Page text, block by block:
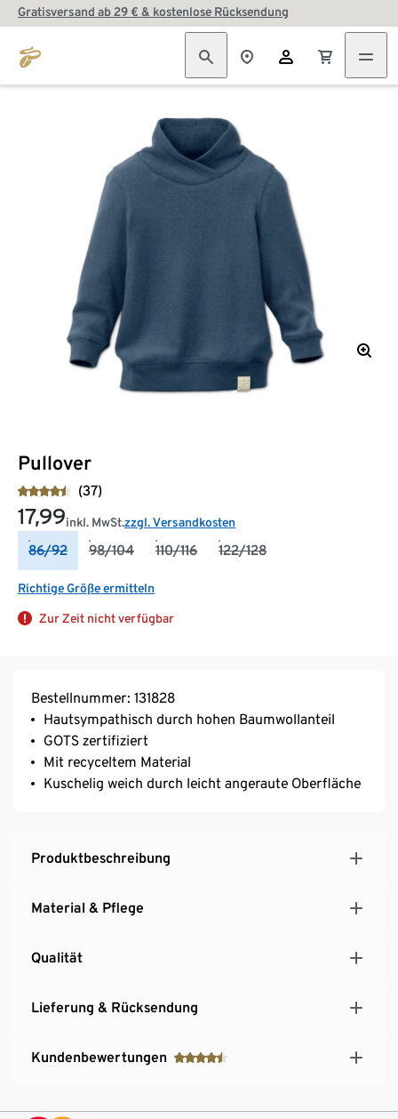
Gratisversand ab 29 € & kostenlose Rücksendung
Pullover
(37)
17,99inkl. MwSt.zzgl. Versandkosten
86/92 98/104 110/116 122/128
Richtige Größe ermitteln
Zur Zeit nicht verfügbar
Bestellnummer: 131828
Hautsympathisch durch hohen Baumwollanteil
GOTS zertifiziert
Mit recyceltem Material
Kuschelig weich durch leicht angeraute Oberfläche
Produktbeschreibung
Material & Pflege
Qualität
Lieferung & Rücksendung
Kundenbewertungen